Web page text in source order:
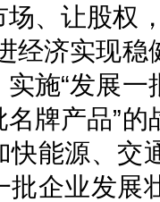
、让股权
经济实现
施“发展
牌产品”
快能源、交
批企业发展